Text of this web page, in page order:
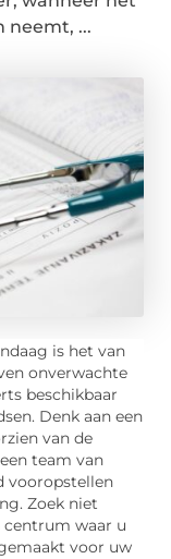
neemt, ...
is het van
onverwachte
beschikbaar
Denk aan een
van de
team van
vooropstellen
Zoek niet
centrum waar u
voor uw